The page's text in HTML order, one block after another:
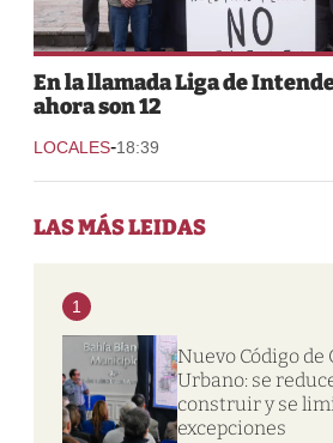
En la llamada Liga de
ahora son 12
LOCALES-18:39
LAS MÁS LEIDAS
1
Nuevo Código
Urbano: se
construir y se
excepciones